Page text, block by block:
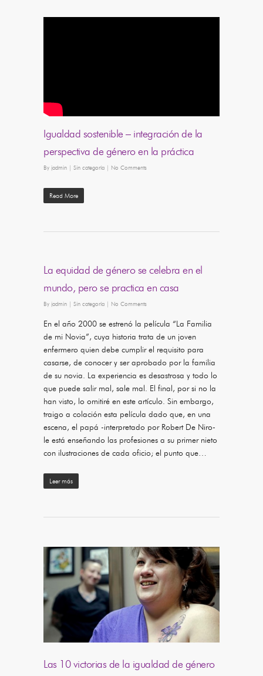
Igualdad sostenible – integración de la
perspectiva de género en la práctica
By jadmin Sin categoría No Comments
Read More
La equidad de género se celebra en el
mundo, pero se practica en casa
By jadmin Sin categoría No Comments
En el año 2000 se estrenó la película “La Familia
de mi Novia”, cuya historia trata de un joven
enfermero quien debe cumplir el requisito para
casarse, de conocer y ser aprobado por la familia
de su novia. La experiencia es desastrosa y todo lo
que puede salir mal, sale mal. El final, por si no la
han visto, lo omitiré en este artículo. Sin embargo,
traigo a colación esta película dado que, en una
escena, el papá -interpretado por Robert De Niro-
le está enseñando las profesiones a su primer nieto
con ilustraciones de cada oficio; el punto que…
Leer más
Las 10 victorias de la igualdad de género